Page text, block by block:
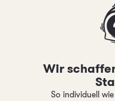
Wir
So individuell